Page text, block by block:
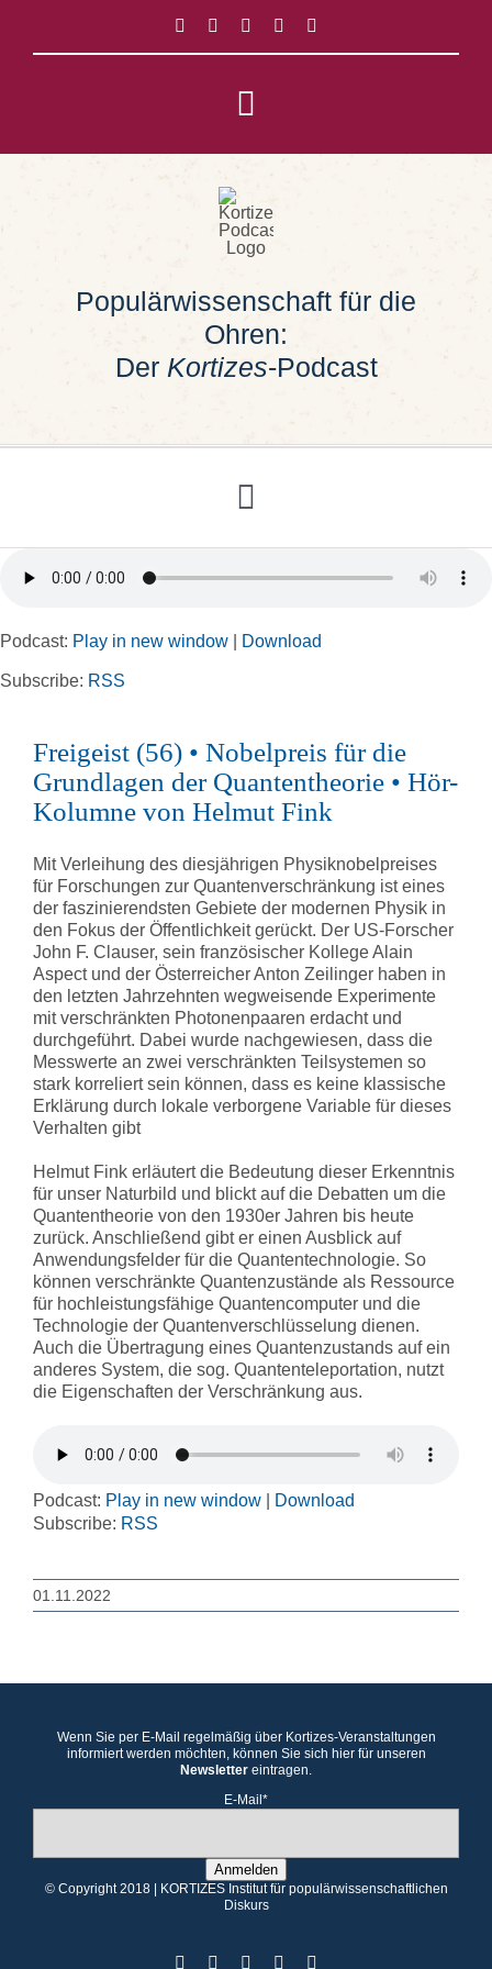
springen
Toggle
Navigation
Impressum
Datenschutz
Populärwissenschaft für die
Ohren:
Der Kortizes-Podcast
Toggle
Navigation
Home
Rubriken
Podcast: Play in new window Download
Subscribe: RSS
Freigeist (56) • Nobelpreis für die
Grundlagen der Quantentheorie • Hör-
Kolumne von Helmut Fink
Mit Verleihung des diesjährigen Physiknobelpreises
für Forschungen zur Quantenverschränkung ist eines
der faszinierendsten Gebiete der modernen Physik in
den Fokus der Öffentlichkeit gerückt. Der US-Forscher
John F. Clauser, sein französischer Kollege Alain
Aspect und der Österreicher Anton Zeilinger haben in
den letzten Jahrzehnten wegweisende Experimente
mit verschränkten Photonenpaaren erdacht und
durchgeführt. Dabei wurde nachgewiesen, dass die
Messwerte an zwei verschränkten Teilsystemen so
stark korreliert sein können, dass es keine klassische
Erklärung durch lokale verborgene Variable für dieses
Verhalten gibt
Helmut Fink erläutert die Bedeutung dieser Erkenntnis
für unser Naturbild und blickt auf die Debatten um die
Quantentheorie von den 1930er Jahren bis heute
zurück. Anschließend gibt er einen Ausblick auf
Anwendungsfelder für die Quantentechnologie. So
können verschränkte Quantenzustände als Ressource
für hochleistungsfähige Quantencomputer und die
Technologie der Quantenverschlüsselung dienen.
Auch die Übertragung eines Quantenzustands auf ein
anderes System, die sog. Quantenteleportation, nutzt
die Eigenschaften der Verschränkung aus.
Podcast: Play in new window
Download
Subscribe: RSS
01.11.2022
Wenn Sie per E-Mail regelmäßig über Kortizes-Veranstaltungen
informiert werden möchten, können Sie sich hier für unseren
Newsletter eintragen.
E-Mail*
Anmelden
© Copyright 2018 | KORTIZES Institut für populärwissenschaftlichen
Diskurs
Facebook InstagramYouTube